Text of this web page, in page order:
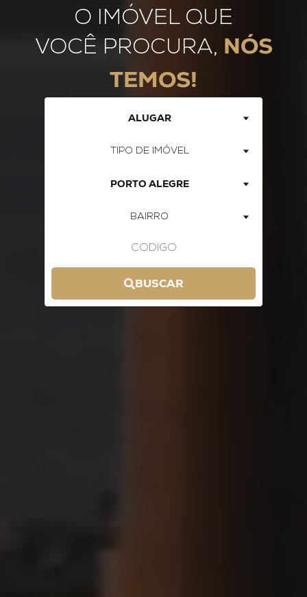
O IMÓVEL QUE
VOCÊ PROCURA, NÓS
TEMOS!
ALUGAR
TIPO DE IMÓVEL
PORTO ALEGRE
BAIRRO
BUSCAR